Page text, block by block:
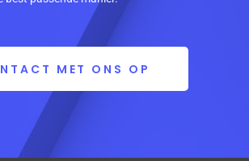
MET ONS OP